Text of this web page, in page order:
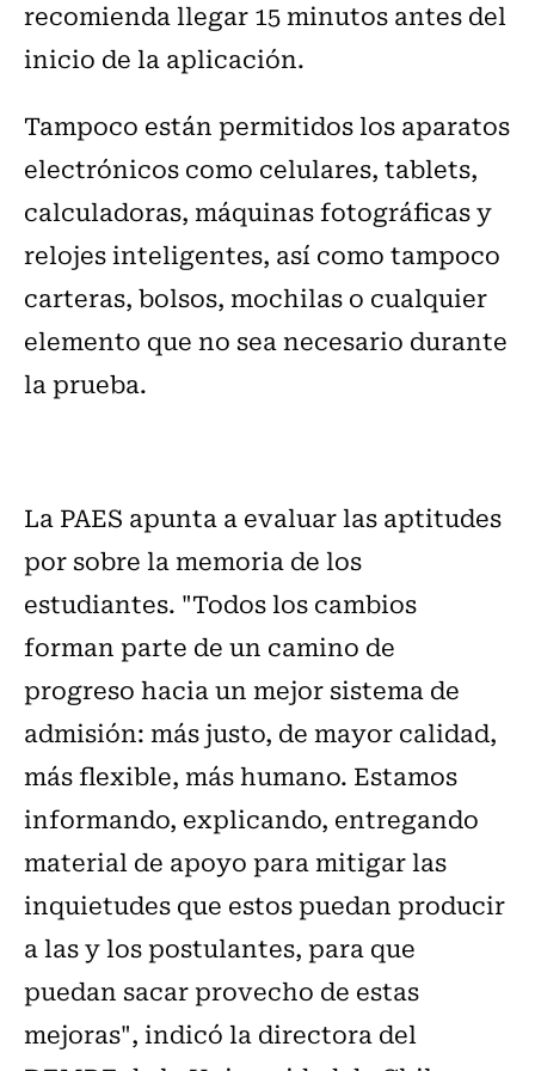
recomienda llegar 15 minutos antes del
inicio de la aplicación.
Tampoco están permitidos los aparatos
electrónicos como celulares, tablets,
calculadoras, máquinas fotográficas y
relojes inteligentes, así como tampoco
carteras, bolsos, mochilas o cualquier
elemento que no sea necesario durante
la prueba.
La PAES apunta a evaluar las aptitudes
por sobre la memoria de los
estudiantes. "Todos los cambios
forman parte de un camino de
progreso hacia un mejor sistema de
admisión: más justo, de mayor calidad,
más flexible, más humano. Estamos
informando, explicando, entregando
material de apoyo para mitigar las
inquietudes que estos puedan producir
a las y los postulantes, para que
puedan sacar provecho de estas
mejoras", indicó la directora del